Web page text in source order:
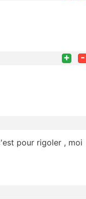
+ -
pour rigoler , moi